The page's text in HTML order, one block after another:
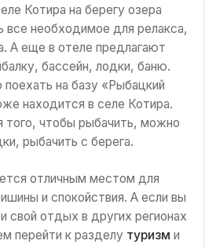
Котира на берегу озера
все необходимое для релакса,
А еще в отеле предлагают
бассейн, лодки, баню.
на базу «Рыбацкий
находится в селе Котира.
того, чтобы рыбачить, можно
рыбачить с берега.
отличным местом для
и спокойствия. А если вы
свой отдых в других регионах
перейти к разделу туризм и